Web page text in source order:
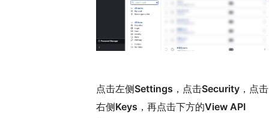
点击左侧Settings ，点击Security ，点击
右侧Keys ，再点击下方的View API